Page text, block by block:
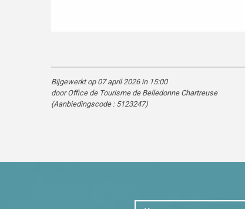
Bijgewerkt op 07 april 2026 in 15:00
door Office de Tourisme de Belledonne Chartreuse
(Aanbiedingscode : 5123247)